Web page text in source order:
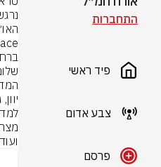
התחברות
פיד ראשי
צבע אדום
פרסם